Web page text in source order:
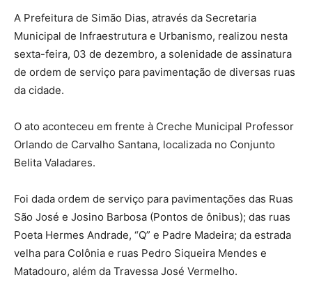
A Prefeitura de Simão Dias, através da Secretaria
Municipal de Infraestrutura e Urbanismo, realizou nesta
sexta-feira, 03 de dezembro, a solenidade de assinatura
de ordem de serviço para pavimentação de diversas ruas
da cidade.
O ato aconteceu em frente à Creche Municipal Professor
Orlando de Carvalho Santana, localizada no Conjunto
Belita Valadares.
Foi dada ordem de serviço para pavimentações das Ruas
São José e Josino Barbosa (Pontos de ônibus); das ruas
Poeta Hermes Andrade, “Q” e Padre Madeira; da estrada
velha para Colônia e ruas Pedro Siqueira Mendes e
Matadouro, além da Travessa José Vermelho.